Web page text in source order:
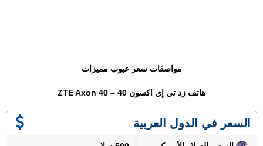
مواصفات سعر عيوب مميزات
هاتف زد تي إي اكسون 40 – ZTE Axon 40
السعر في الدول العربية